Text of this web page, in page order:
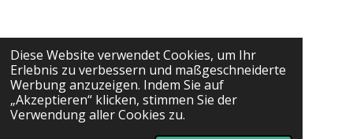
Diese Website verwendet Cookies, um Ihr
Erlebnis zu verbessern und maßgeschneiderte
Werbung anzuzeigen. Indem Sie auf
„Akzeptieren“ klicken, stimmen Sie der
Verwendung aller Cookies zu.